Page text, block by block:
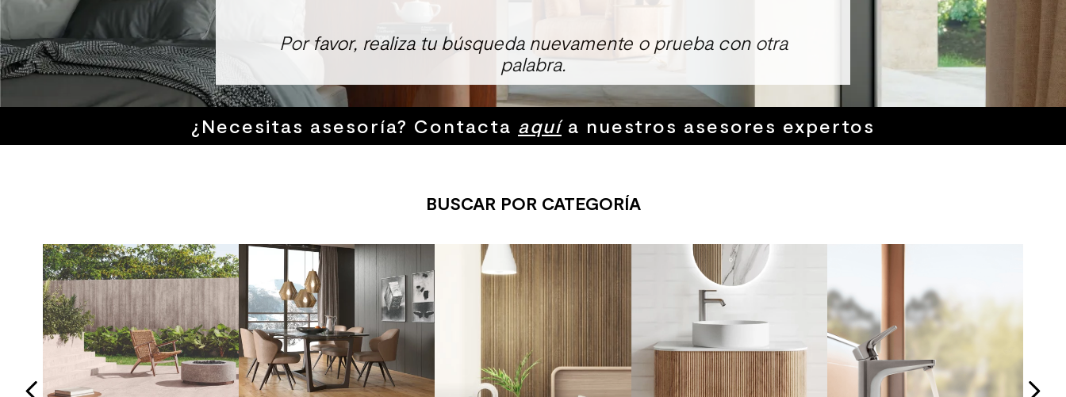
receptaculo
9. spc
10. columna ducha
Por favor, realiza tu búsqueda nuevamente o prueba con otra
palabra.
¿Necesitas asesoría? Contacta aquía nuestros asesores expertos
BUSCAR POR CATEGORÍA